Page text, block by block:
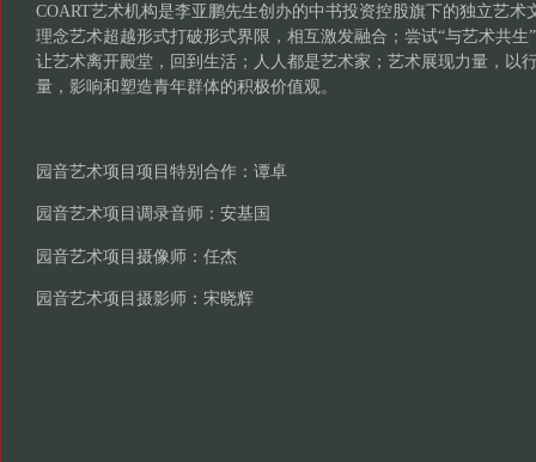
COART艺术机构是李亚鹏先生创办的中书投资控股旗下的独立艺术
理念艺术超越形式打破形式界限，相互激发融合；尝试“与艺术共生
让艺术离开殿堂，回到生活；人人都是艺术家；艺术展现力量，以
量，影响和塑造青年群体的积极价值观。
园音艺术项目项目特别合作：谭卓
园音艺术项目调录音师：安基国
园音艺术项目摄像师：任杰
园音艺术项目摄影师：宋晓辉